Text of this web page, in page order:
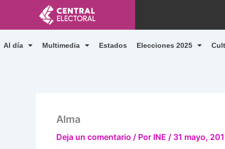
contenido
Al día Multimedia Estados Elecciones 2025
Alma
Deja un comentario / Por INE / 31 mayo,